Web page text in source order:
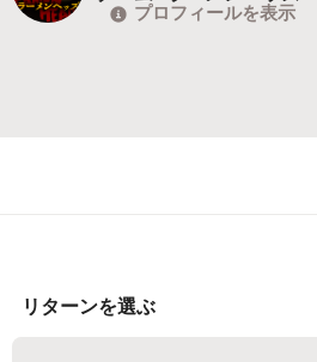
プロフィールを表示
リターンを選ぶ